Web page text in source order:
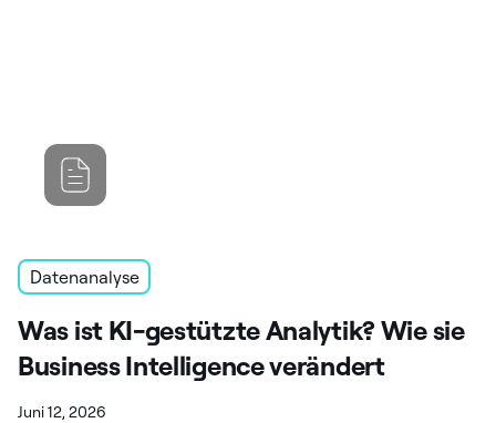
Datenanalyse
Was ist KI-gestützte Analytik? Wie sie
Business Intelligence verändert
Juni 12, 2026